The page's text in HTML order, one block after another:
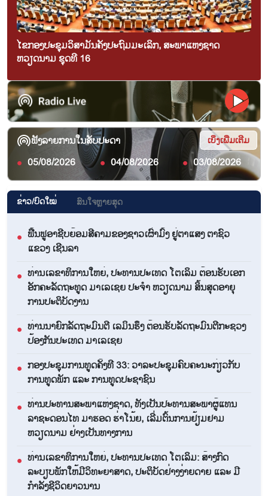
ໄຂກອງປະຊຸມວິສາມັນຄັ້ງປະຖົມມະເລິກ, ສະພາແຫ່ງຊາດ
ຫວຽດນາມ ຊຸດທີ 16
ຟັງລາຍການໃນສັບປະດາ ເບິ່ງເພີ່ມເຕີມ
● 05/08/2026 ● 04/08/2026 ● 03/08/2026
ຂ່າວ/ບົດ​ໃໝ່ ສົນ​ໃຈ​ຫຼາຍ​ສຸດ
● ຟື້​ນ​ຟູ​ອາ​ຊີບ​ຍ້ອມ​ສີ​ຄາມຂອງ​ຊາວ​ເຜົ່າ​ມົ້ງ​ ຢູ່​ຕາ​ແສງ ຕາ​ຊົວ
ແຂວງ ເຊີນ​ລາ
● ທ່ານເລຂາທິການໃຫຍ່, ປະທານປະເທດ ໂຕເລິມ ຕ້ອນຮັບເອກ
ອັກຄະລັດຖະທູດ ມາເລເຊຍ ປະຈຳ ຫວຽດນາມ ສິ້ນສຸດອາຍຸ
ການປະຕິບັດງານ
● ທ່ານນາຍົກລັດຖະມົນຕີ ເລມິນຮຶງ ຕ້ອນຮັບລັດຖະມົນຕີກະຊວງ
ປ້ອງກັນປະເທດ ມາເລເຊຍ
● ກອງປະຊຸມການທູດຄັ້ງທີ 33: ວາລະປະຊຸມຄົບຄະນະກ່ຽວກັບ
ການທູດພັກ ແລະ ການທູດປະຊາຊົນ
● ທ່ານປະທານສະພາແຫ່ງຊາດ, ທັງເປັນປະທານສະພາຜູ້ແທນ
ລາຊະດອນໄທ ມາຮອດ ຮ່າໂນ້ຍ, ເລີ່ມຕົ້ນການຢ້ຽມຢາມ
ຫວຽດນາມ ຢ່າງເປັນທາງການ
● ທ່ານເລຂາທິການໃຫຍ່, ປະທານປະເທດ ໂຕເລິມ: ສ້າງກົດ
ລະບຽບພັກໃຫ້ມີວິທະຍາສາດ, ປະຕິບັດຢ່າງງ່າຍດາຍ ແລະ ມີ
ກຳລັງຊີວິດຍາວນານ